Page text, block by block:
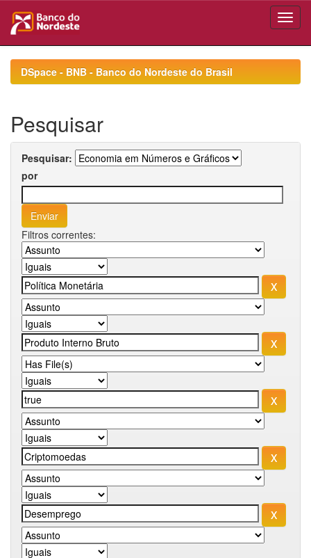
navigationDSpace - BNB - Banco do Nordeste do Brasil
Pesquisar
Pesquisar:
por
Filtros correntes: